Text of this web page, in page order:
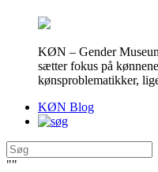
KØN – Gender
sætter fokus på
kønsproblematikker,
KØN Blog
""